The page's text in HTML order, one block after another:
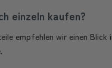
einzeln kaufen?
empfehlen wir einen Blick